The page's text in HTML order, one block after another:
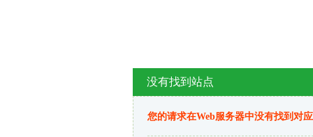
没有找到站点
您的请求在Web服务器中没有找到对